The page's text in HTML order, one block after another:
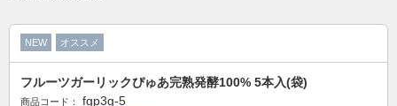
NEW オススメ
フルーツガーリックぴゅあ完熟発酵100% 5本入(袋)
商品コード： fgp3g-5